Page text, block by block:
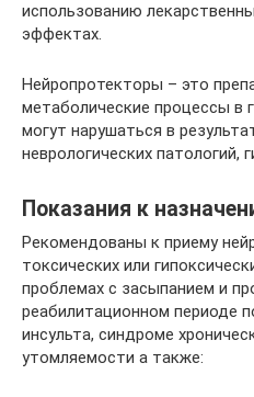
использованию
эффектах.
Нейропротекторы – это
метаболические процессы в
могут нарушаться в
неврологических патологий,
Показания к
Рекомендованы к приему
токсических или
проблемах с засыпанием и
реабилитационном периоде
инсульта, синдроме
утомляемости а также: